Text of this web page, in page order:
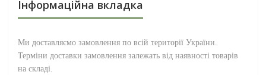
Інформаційна вкладка
Ми доставляємо замовлення по всій території України.
Терміни доставки замовлення залежать від наявності товарів
на складі.